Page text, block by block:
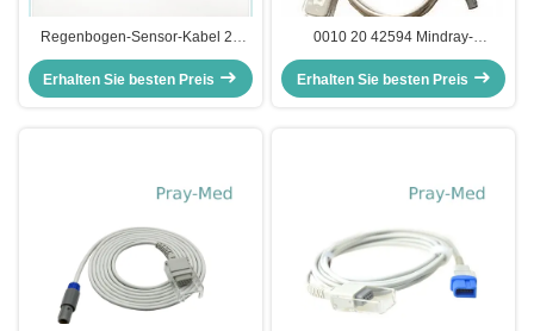
Regenbogen-Sensor-Kabel 20
Pin , tragbares Pulsoximeter-
Kabel
Erhalten Sie besten Preis
0010 20 42594 Mindray-
Pulsoximeter-Kabel, Sensor-
Kabel Mindray Spo2
Erhalten Sie besten Preis